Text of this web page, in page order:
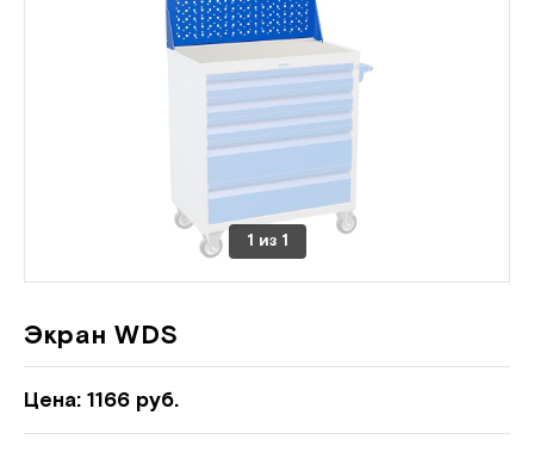
1 из 1
Экран WDS
Цена: 1166 руб.